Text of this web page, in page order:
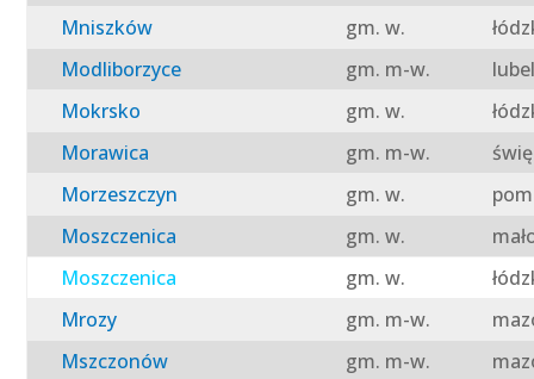
Mniszków
gm. w.
Modliborzyce
gm. m-w.
Mokrsko
gm. w.
Morawica
gm. m-w.
Morzeszczyn
gm. w.
Moszczenica
gm. w.
Moszczenica
gm. w.
Mrozy
gm. m-w.
Mszczonów
gm. m-w.